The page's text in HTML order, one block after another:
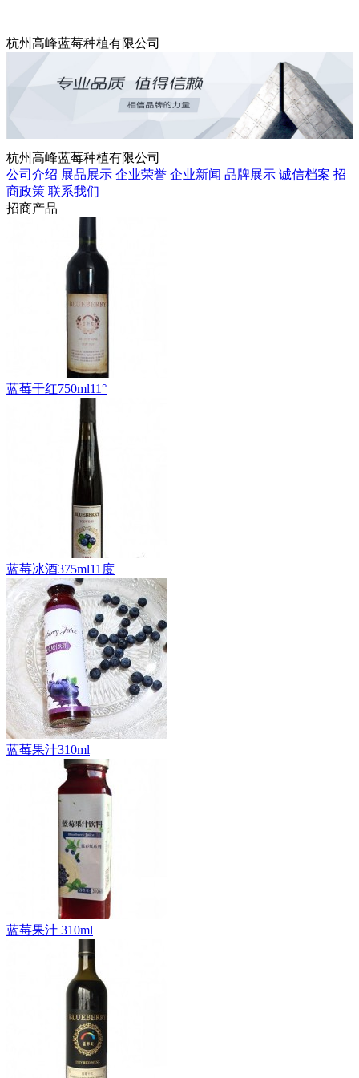
杭州高峰蓝莓种植有限公司
杭州高峰蓝莓种植有限公司
公司介绍 展品展示 企业荣誉 企业新闻 品牌展示 诚信档案 招
商政策 联系我们
招商产品
蓝莓干红750ml11°
蓝莓冰酒375ml11度
蓝莓果汁310ml
蓝莓果汁 310ml